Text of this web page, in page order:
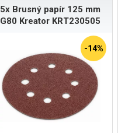
5x Brusný papír 125 mm
G80 Kreator KRT230505
-14%